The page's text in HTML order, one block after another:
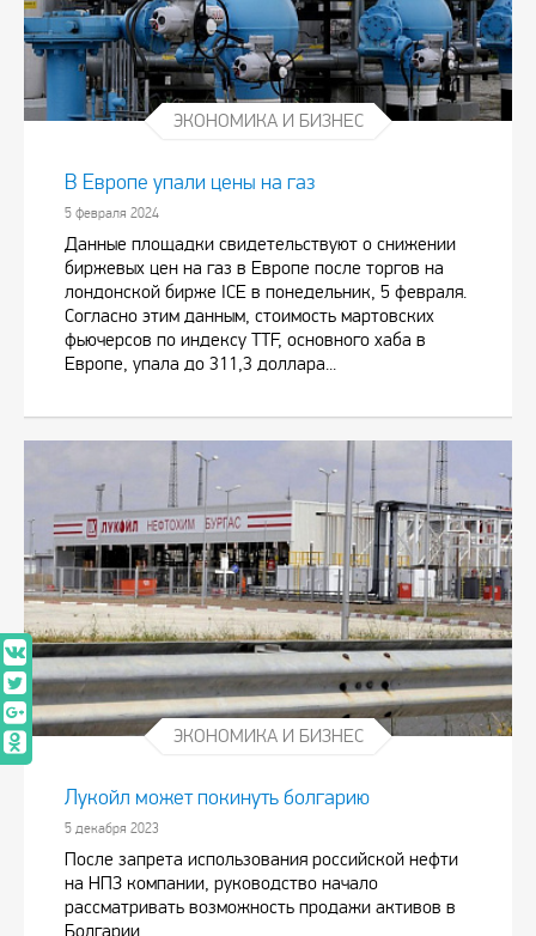
ЭКОНОМИКА И БИЗНЕС
В Европе упали цены на газ
5 февраля 2024
Данные площадки свидетельствуют о снижении
биржевых цен на газ в Европе после торгов на
лондонской бирже ICE в понедельник, 5 февраля.
Согласно этим данным, стоимость мартовских
фьючерсов по индексу TTF, основного хаба в
Европе, упала до 311,3 доллара...
ЭКОНОМИКА И БИЗНЕС
Лукойл может покинуть болгарию
5 декабря 2023
После запрета использования российской нефти
на НПЗ компании, руководство начало
рассматривать возможность продажи активов в
Болгарии.